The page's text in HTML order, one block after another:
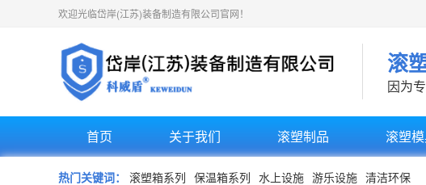
欢迎光临岱岸(江苏)装备制造有限公司官网！
滚
因为
首页 关于我们 滚塑制品 滚塑
热门关键词： 滚塑箱系列 保温箱系列 水上设施 游乐设施 清洁环保